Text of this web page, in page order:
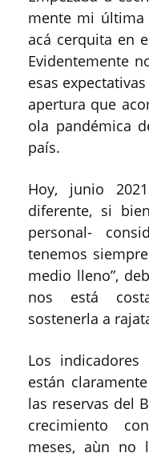
mente mi última
acá cerquita en
Evidentemente
esas
apertura que
ola pandémica
país.
Hoy, junio
diferente, si
personal-
tenemos
medio lleno”,
nos está
sostenerla a
Los indicadores
están
las reservas del
crecimiento
meses, aùn no